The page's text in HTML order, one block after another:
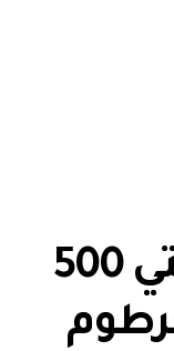
ترتيبات لتغيير فئتي 500